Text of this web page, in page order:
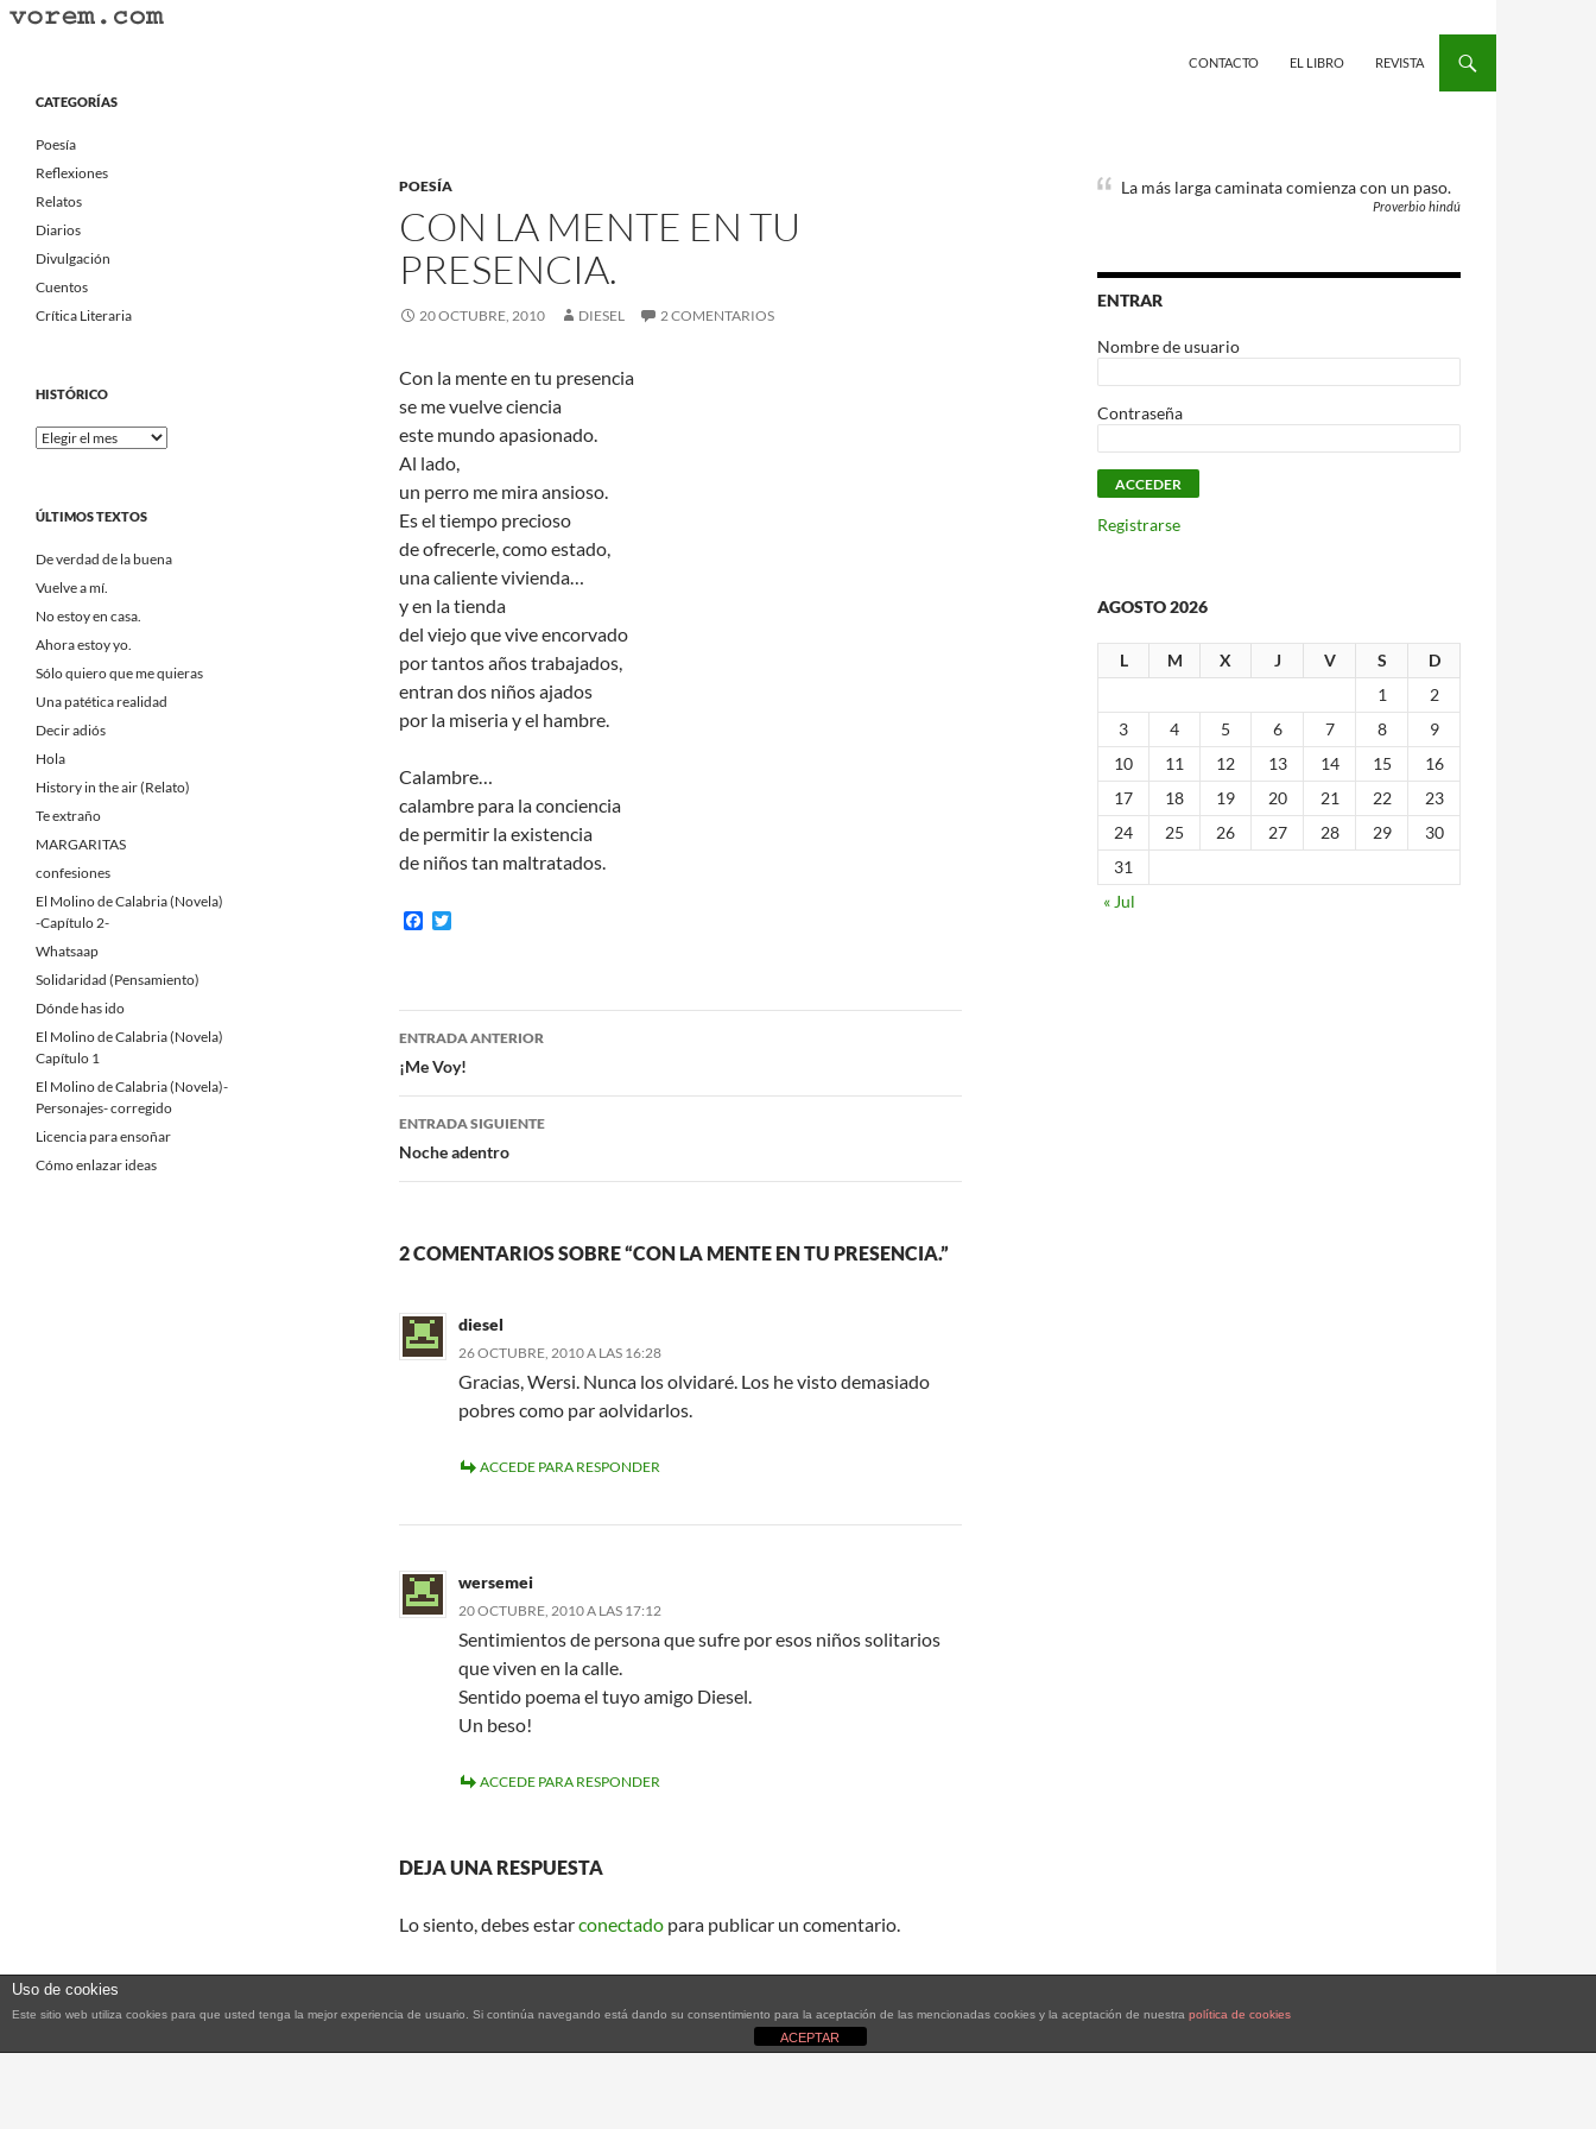
Saltar
CONTACTO EL LIBRO REVISTA
POESÍA
CON LA MENTE EN TU
PRESENCIA.
20 OCTUBRE, 2010 DIESEL 2 COMENTARIOS
Con la mente en tu presencia
se me vuelve ciencia
este mundo apasionado.
Al lado,
un perro me mira ansioso.
Es el tiempo precioso
de ofrecerle, como estado,
una caliente vivienda…
y en la tienda
del viejo que vive encorvado
por tantos años trabajados,
entran dos niños ajados
por la miseria y el hambre.
Calambre…
calambre para la conciencia
de permitir la existencia
de niños tan maltratados.
F
o
o
e
r
Navegación
de
entradas
ENTRADA ANTERIOR
¡Me Voy!
ENTRADA SIGUIENTE
Noche adentro
2 COMENTARIOS SOBRE “CON LA MENTE EN TU PRESENCIA.”
diesel
26 OCTUBRE, 2010 A LAS 16:28
Gracias, Wersi. Nunca los olvidaré. Los he visto demasiado
pobres como par aolvidarlos.
ACCEDE PARA RESPONDER
wersemei
20 OCTUBRE, 2010 A LAS 17:12
Sentimientos de persona que sufre por esos niños solitarios
que viven en la calle.
Sentido poema el tuyo amigo Diesel.
Un beso!
ACCEDE PARA RESPONDER
DEJA UNA RESPUESTA
Lo siento, debes estarconectado para publicar un comentario.
La más larga caminata comienza con un paso.
Proverbio hindú
ENTRAR
Nombre de usuario
Contraseña
Registrarse
AGOSTO 2026
L M X J V S
D
1
2
3
4 5 6 7 8
9
10
11 12 13 14 15
16
17
18 19 20 21 22
23
24
25 26 27 28 29
30
31
« Jul
Portal Literario Independiente
CATEGORÍAS
Poesía
Reflexiones
Relatos
Diarios
Divulgación
Cuentos
Crítica Literaria
HISTÓRICO
Histórico
ÚLTIMOS TEXTOS
De verdad de la buena
Vuelve a mí.
No estoy en casa.
Ahora estoy yo.
Sólo quiero que me quieras
Una patética realidad
Decir adiós
Hola
History in the air (Relato)
Te extraño
MARGARITAS
confesiones
El Molino de Calabria (Novela)
-Capítulo 2-
Whatsaap
Solidaridad (Pensamiento)
Dónde has ido
El Molino de Calabria (Novela)
Capítulo 1
El Molino de Calabria (Novela)-
Personajes- corregido
Licencia para ensoñar
Cómo enlazar ideas
Uso de cookies
Este sitio web utiliza cookies para que usted tenga la mejor experiencia de usuario. Si continúa navegando está dando su consentimiento para la aceptación de las mencionadas cookies y la aceptación de nuestra política de cookies
ACEPTAR